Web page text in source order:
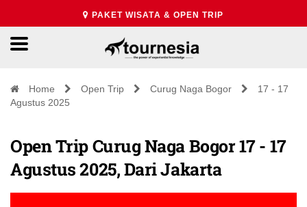
PAKET WISATA & OPEN TRIP
Home Open Trip Curug Naga Bogor
17 - 17
Agustus 2025
Open Trip Curug Naga Bogor 17 - 17
Agustus 2025, Dari Jakarta